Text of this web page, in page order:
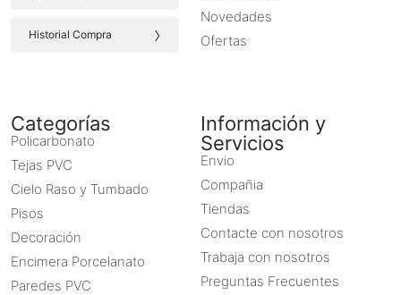
Historial Compra ›
Novedades
Ofertas
Categorías
Policarbonato
Tejas PVC
Cielo Raso y Tumbado
Pisos
Decoración
Encimera Porcelanato
Paredes PVC
Información y
Servicios
Envio
Compañia
Tiendas
Contacte con nosotros
Trabaja con nosotros
Preguntas Frecuentes